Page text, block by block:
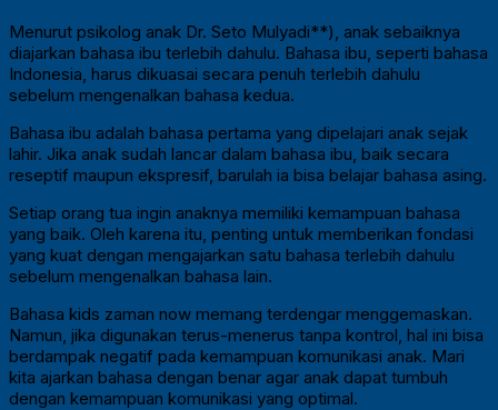
Menurut psikolog anak Dr. Seto Mulyadi**), anak sebaiknya
diajarkan bahasa ibu terlebih dahulu. Bahasa ibu, seperti bahasa
Indonesia, harus dikuasai secara penuh terlebih dahulu
sebelum mengenalkan bahasa kedua.
Bahasa ibu adalah bahasa pertama yang dipelajari anak sejak
lahir. Jika anak sudah lancar dalam bahasa ibu, baik secara
reseptif maupun ekspresif, barulah ia bisa belajar bahasa asing.
Setiap orang tua ingin anaknya memiliki kemampuan bahasa
yang baik. Oleh karena itu, penting untuk memberikan fondasi
yang kuat dengan mengajarkan satu bahasa terlebih dahulu
sebelum mengenalkan bahasa lain.
Bahasa kids zaman now memang terdengar menggemaskan.
Namun, jika digunakan terus-menerus tanpa kontrol, hal ini bisa
berdampak negatif pada kemampuan komunikasi anak. Mari
kita ajarkan bahasa dengan benar agar anak dapat tumbuh
dengan kemampuan komunikasi yang optimal.